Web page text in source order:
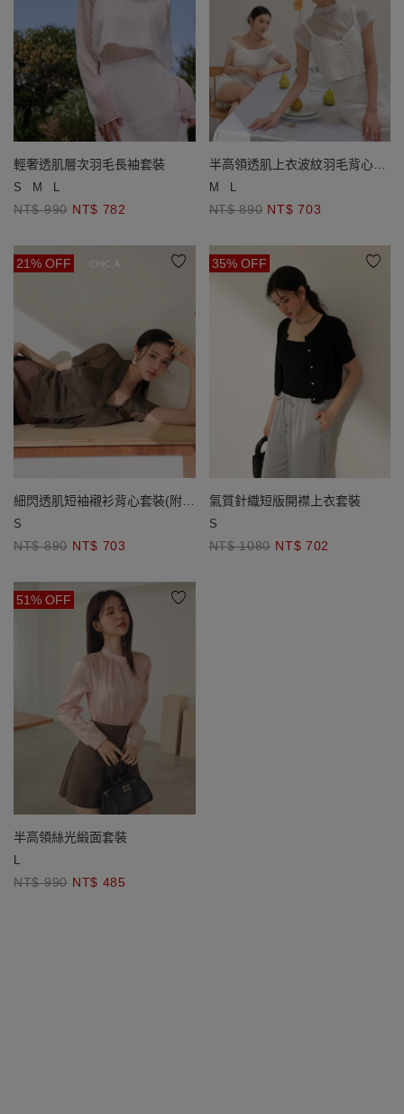
輕奢透肌層次羽毛長袖套裝
S M
NT$ 990 NT$ 782
半高領透肌上衣波紋羽毛背心套
裝
M L
NT$ 890 NT$ 703
21% OFF
細閃透肌短袖襯衫背心套裝(附胸
墊)
S
NT$ 890 NT$ 703
35% OFF
氣質針織短版開襟上衣套裝
S
NT$ 1080 NT$ 702
51% OFF
半高領絲光緞面套裝
NT$ 990 NT$ 485